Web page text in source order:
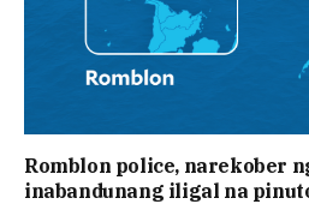
Romblon police, narekober
inabandunang iligal na